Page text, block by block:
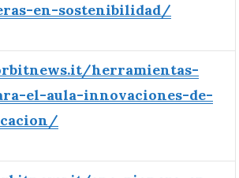
en-sostenibilidad/
herramientas-
el-aula-innovaciones-de-